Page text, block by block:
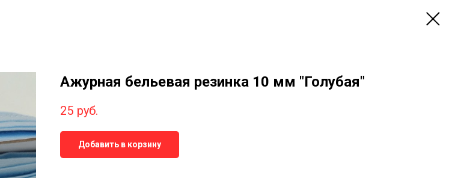
Ажурная бельевая резинка 10 мм "Голубая"
25 руб.
Добавить в корзину